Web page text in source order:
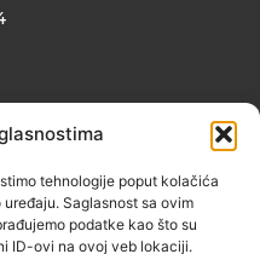
tehnologije poput kolačića
Saglasnost sa ovim
podatke kao što su
ID-ovi na ovoj veb lokaciji.
72000 ZENICA